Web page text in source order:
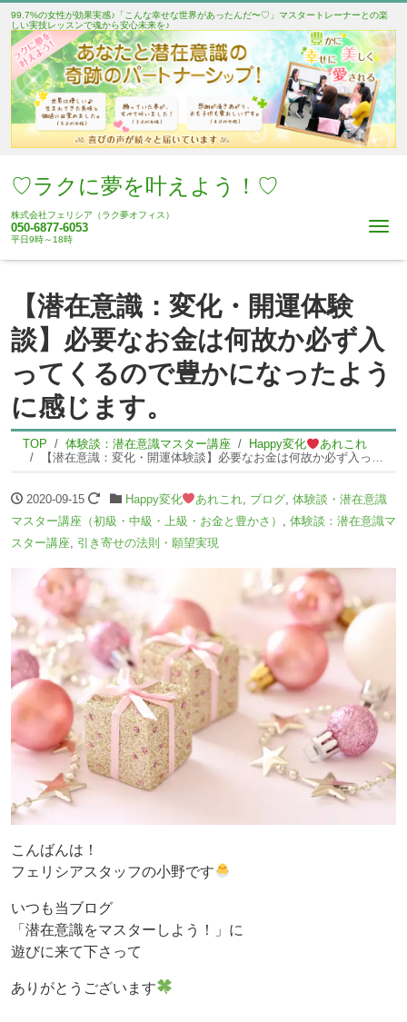
99.7%の女性が効果実感♪「こんな幸せな世界があったんだ〜♡」マスタートレーナーとの楽
しい実技レッスンで魂から安心未来を♪
♡ラクに夢を叶えよう！♡
株式会社フェリシア（ラク夢オフィス）
050-6877-6053
平日9時～18時
【潜在意識：変化・開運体験
談】必要なお金は何故か必ず入
ってくるので豊かになったよう
に感じます。
TOP 体験談：潜在意識マスター講座 Happy変化
あれこれ
【潜在意識：変化・開運体験談】必要なお金は何故か必ず入ってくるので豊かになったように感じます。
2020-09-15 Happy変化 あれこれ ブログ ,体験談・潜在意識
マスター講座（初級・中級・上級・お金と豊かさ）
体験談：潜在意識マ
スター講座 引き寄せの法則・願望実現
こんばんは！
フェリシアスタッフの小野です
いつも当ブログ
「潜在意識をマスターしよう！」に
遊びに来て下さって
ありがとうございます